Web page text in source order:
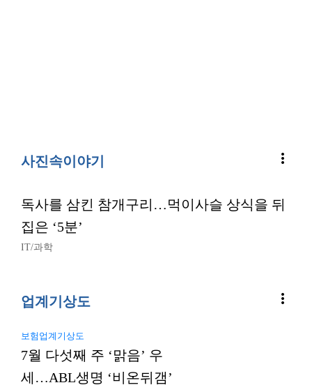
사진속이야기 more_vert
독사를 삼킨 참개구리…먹이사슬 상식을 뒤
집은 ‘5분’
IT/과학
업계기상도 more_vert
보험업계기상도
7월 다섯째 주 ‘맑음’ 우
세…ABL생명 ‘비온뒤갬’